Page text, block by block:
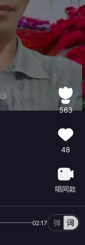
563
48
唱同款
02:17